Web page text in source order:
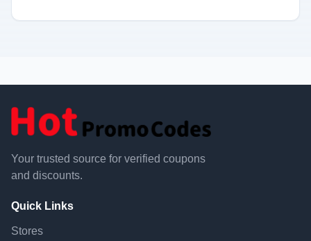
Your trusted source for verified coupons
and discounts.
Quick Links
Stores